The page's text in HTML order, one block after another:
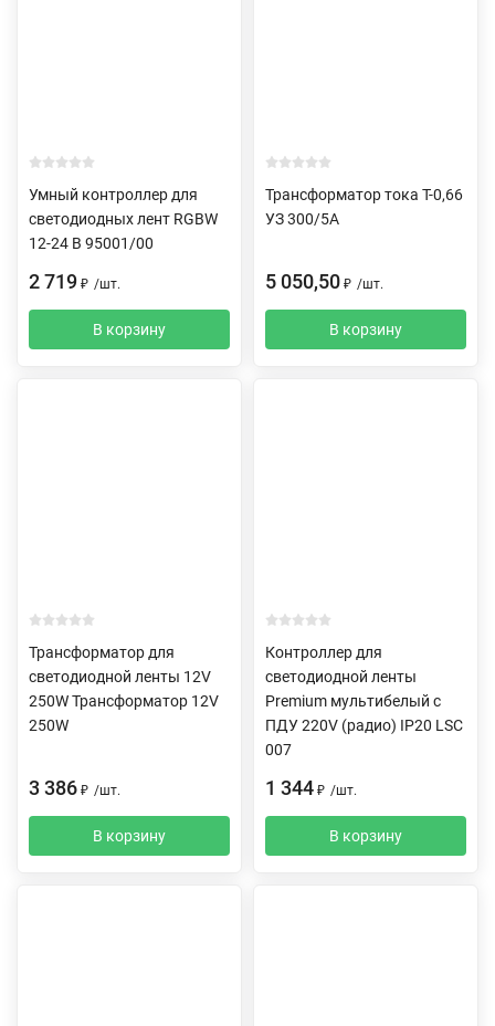
Умный контроллер для
светодиодных лент RGBW
12-24 В 95001/00
2 719 ₽ /шт.
В корзину
Трансформатор тока Т-0,66
УЗ 300/5А
5 050,50 ₽ /шт.
В корзину
Трансформатор для
светодиодной ленты 12V
250W Трансформатор 12V
250W
3 386 ₽ /шт.
В корзину
Контроллер для
светодиодной ленты
Premium мультибелый с
ПДУ 220V (радио) IP20 LSC
007
1 344 ₽ /шт.
В корзину